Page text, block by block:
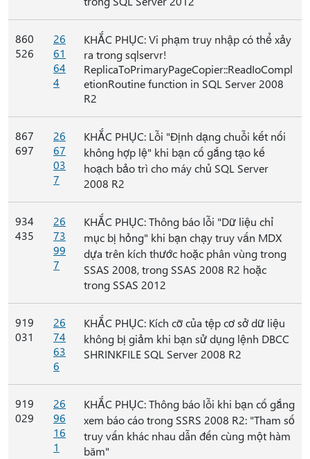
860
526
26
61
64
4
KHẮC PHỤC: Vi phạm truy nhập có thể xảy
ra trong sqlservr!
ReplicaToPrimaryPageCopier::ReadIoCompl
etionRoutine function in SQL Server 2008
R2
867
697
26
67
03
7
KHẮC PHỤC: Lỗi "Định dạng chuỗi kết nối
không hợp lệ" khi bạn cố gắng tạo kế
hoạch bảo trì cho máy chủ SQL Server
2008 R2
934
435
26
73
99
7
KHẮC PHỤC: Thông báo lỗi "Dữ liệu chỉ
mục bị hỏng" khi bạn chạy truy vấn MDX
dựa trên kích thước hoặc phân vùng trong
SSAS 2008, trong SSAS 2008 R2 hoặc
trong SSAS 2012
919
031
26
74
63
6
KHẮC PHỤC: Kích cỡ của tệp cơ sở dữ liệu
không bị giảm khi bạn sử dụng lệnh DBCC
SHRINKFILE SQL Server 2008 R2
919
029
26
96
16
1
KHẮC PHỤC: Thông báo lỗi khi bạn cố gắng
xem báo cáo trong SSRS 2008 R2: "Tham số
truy vấn khác nhau dẫn đến cùng một hàm
băm"